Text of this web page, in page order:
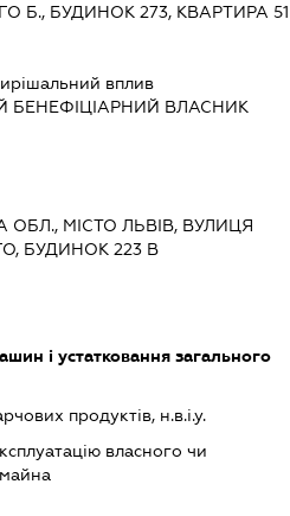
Б., БУДИНОК 273, КВАРТИРА 51
вплив
БЕНЕФІЦІАРНИЙ ВЛАСНИК
ОБЛ., МІСТО ЛЬВІВ, ВУЛИЦЯ
БУДИНОК 223 В
і устатковання загального
продуктів, н.в.і.у.
власного чи